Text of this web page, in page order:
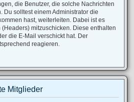
die Benutzer, die solche Nachrichten
Du solltest einem Administrator die
hast, weiterleiten. Dabei ist es
mitzuschicken. Diese enthalten
die E-Mail verschickt hat. Der
reagieren.
Mitglieder